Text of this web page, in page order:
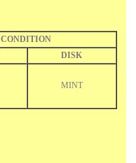
CONDITION
DISK
MINT